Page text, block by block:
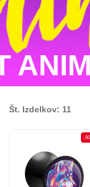
Št. Izdelkov: 11
-50%
-